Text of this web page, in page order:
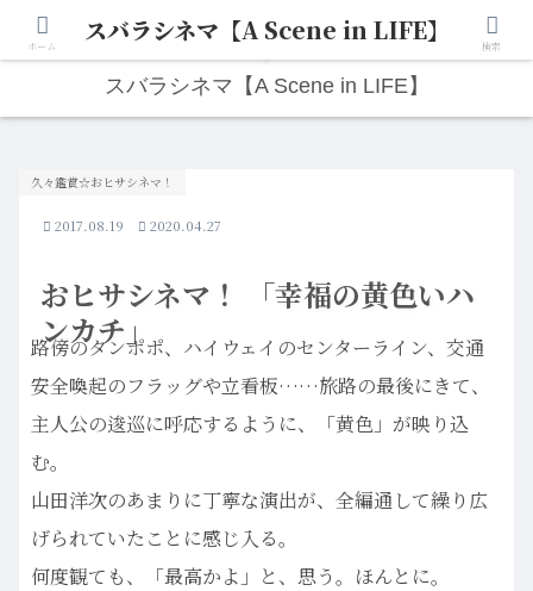
人生は“ひとりごと”から始まる。映画と写真と日々のこと。
スバラシネマ【A Scene in LIFE】
おヒサシネマ！ 「幸福の黄色いハ
ンカチ」
久々鑑賞☆おヒサシネマ！
2017.08.19 2020.04.27
路傍のタンポポ、ハイウェイのセンターライン、交通
安全喚起のフラッグや立看板……旅路の最後にきて、
主人公の逡巡に呼応するように、「黄色」が映り込
む。
山田洋次のあまりに丁寧な演出が、全編通して繰り広
げられていたことに感じ入る。
何度観ても、「最高かよ」と、思う。ほんとに。
ホーム スバラシネマ【A Scene in LIFE】 検索